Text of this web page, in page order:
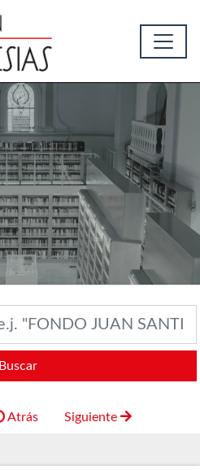
Buscar
Atrás Siguiente